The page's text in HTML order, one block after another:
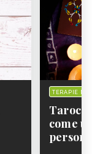
TERAPIE
come